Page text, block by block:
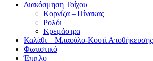
Διακόσμηση Τοίχου
Κορνίζα – Πίνακας
Ρολόι
Κρεμάστρα
Καλάθι – Μπαούλο-Κουτί Αποθήκευσης
Φωτιστικό
Έπιπλο